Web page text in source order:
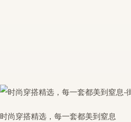
时尚穿搭精选，每一套都美到窒息